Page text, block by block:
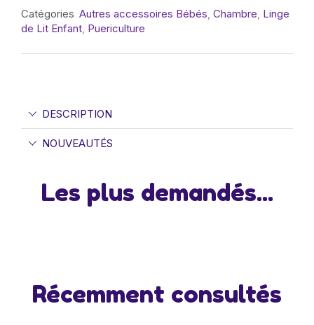
Catégories Autres accessoires Bébés Chambre Linge
de Lit Enfant Puericulture
DESCRIPTION
NOUVEAUTÉS
Les plus demandés...
Récemment consultés